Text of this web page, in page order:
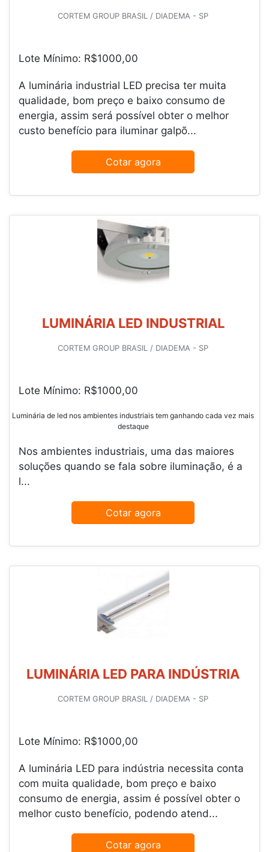
CORTEM GROUP BRASIL / DIADEMA - SP
Lote Mínimo: R$1000,00
A luminária industrial LED precisa ter muita
qualidade, bom preço e baixo consumo de
energia, assim será possível obter o melhor
custo benefício para iluminar galpõ...
Cotar agora
LUMINÁRIA LED INDUSTRIAL
CORTEM GROUP BRASIL / DIADEMA - SP
Lote Mínimo: R$1000,00
Luminária de led nos ambientes industriais tem ganhando cada vez mais
destaque
Nos ambientes industriais, uma das maiores
soluções quando se fala sobre iluminação, é a
l...
Cotar agora
LUMINÁRIA LED PARA INDÚSTRIA
CORTEM GROUP BRASIL / DIADEMA - SP
Lote Mínimo: R$1000,00
A luminária LED para indústria necessita conta
com muita qualidade, bom preço e baixo
consumo de energia, assim é possível obter o
melhor custo benefício, podendo atend...
Cotar agora